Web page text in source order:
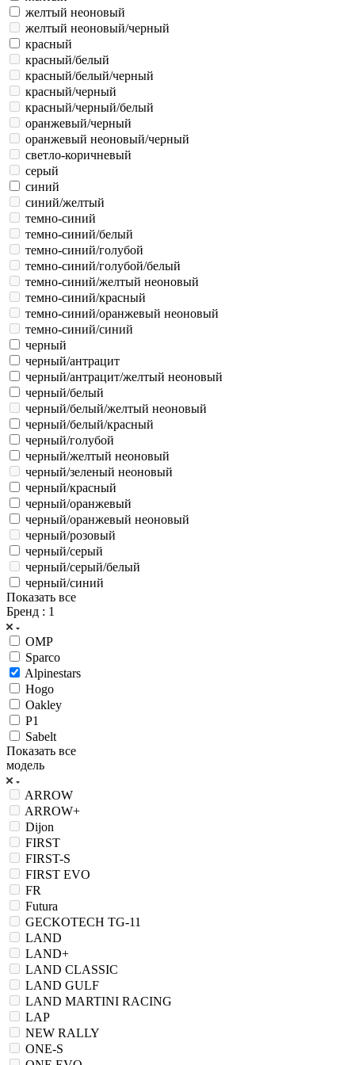
желтый неоновый
желтый неоновый/черный
красный
красный/белый
красный/белый/черный
красный/черный
красный/черный/белый
оранжевый/черный
оранжевый неоновый/черный
светло-коричневый
серый
синий
синий/желтый
темно-синий
темно-синий/белый
темно-синий/голубой
темно-синий/голубой/белый
темно-синий/желтый неоновый
темно-синий/красный
темно-синий/оранжевый неоновый
темно-синий/синий
черный
черный/антрацит
черный/антрацит/желтый неоновый
черный/белый
черный/белый/желтый неоновый
черный/белый/красный
черный/голубой
черный/желтый неоновый
черный/зеленый неоновый
черный/красный
черный/оранжевый
черный/оранжевый неоновый
черный/розовый
черный/серый
черный/серый/белый
черный/синий
Показать все
Бренд : 1
OMP
Sparco
Alpinestars
Hogo
Oakley
P1
Sabelt
Показать все
модель
ARROW
ARROW+
Dijon
FIRST
FIRST-S
FIRST EVO
FR
Futura
GECKOTECH TG-11
LAND
LAND+
LAND CLASSIC
LAND GULF
LAND MARTINI RACING
LAP
NEW RALLY
ONE-S